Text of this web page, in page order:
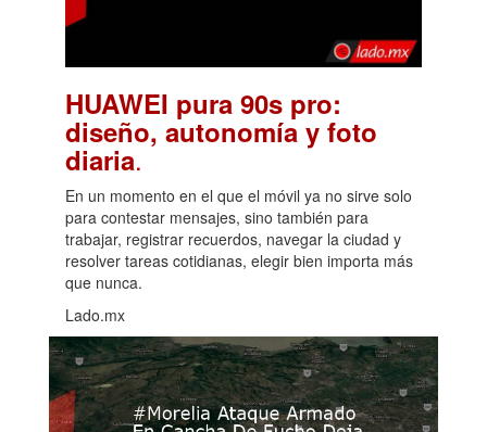
HUAWEI pura 90s pro:
diseño, autonomía y foto
diaria.
En un momento en el que el móvil ya no sirve solo
para contestar mensajes, sino también para
trabajar, registrar recuerdos, navegar la ciudad y
resolver tareas cotidianas, elegir bien importa más
que nunca.
Lado.mx